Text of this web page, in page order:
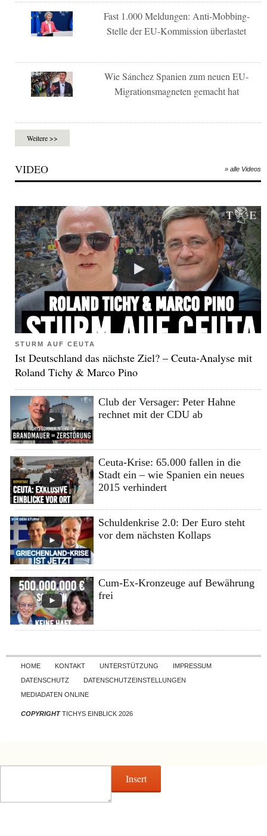
Fast 1.000 Meldungen: Anti-Mobbing-
Stelle der EU-Kommission überlastet
Wie Sánchez Spanien zum neuen EU-
Migrationsmagneten gemacht hat
Weitere >>
VIDEO » alle Videos
STURM AUF CEUTA
Ist Deutschland das nächste Ziel? – Ceuta-Analyse mit
Roland Tichy & Marco Pino
Club der Versager: Peter Hahne
rechnet mit der CDU ab
Ceuta-Krise: 65.000 fallen in die
Stadt ein – wie Spanien ein neues
2015 verhindert
Schuldenkrise 2.0: Der Euro steht
vor dem nächsten Kollaps
Cum-Ex-Kronzeuge auf Bewährung
frei
Skip to content
HOME KONTAKT UNTERSTÜTZUNG
IMPRESSUM
DATENSCHUTZ
DATENSCHUTZEINSTELLUNGEN
MEDIADATEN ONLINE
COPYRIGHTTICHYS EINBLICK 2026
Insert